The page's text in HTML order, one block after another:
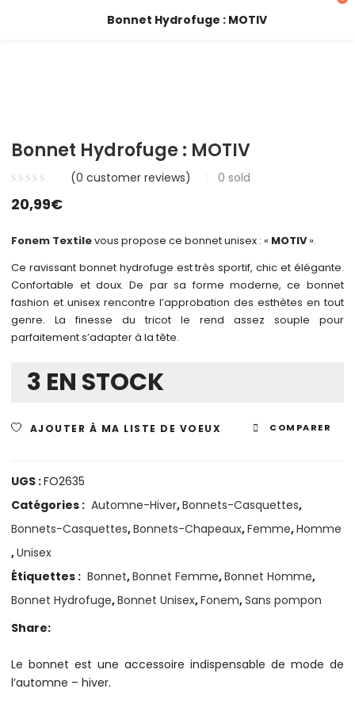
Bonnet Hydrofuge : MOTIV
Bonnet Hydrofuge : MOTIV
(0 customer reviews) 0 sold
20,99€
Fonem Textilevous propose ce bonnet unisex : « MOTIV».
Ce ravissant bonnet hydrofuge est très sportif, chic et élégante.
Confortable et doux. De par sa forme moderne, ce bonnet
fashion et unisex rencontre l’approbation des esthètes en tout
genre. La finesse du tricot le rend assez souple pour
parfaitement s’adapter à la tête.
3 EN STOCK
AJOUTER À MA LISTE DE VOEUX COMPARER
UGS :FO2635
Catégories : Automne-Hiver,Bonnets-Casquettes,
Bonnets-Casquettes,Bonnets-Chapeaux,Femme,Homme
,Unisex
Étiquettes : Bonnet,Bonnet Femme,Bonnet Homme,
Bonnet Hydrofuge,Bonnet Unisex,Fonem,Sans pompon
Share:
Le bonnet est une accessoire indispensable de mode de
l’automne – hiver.